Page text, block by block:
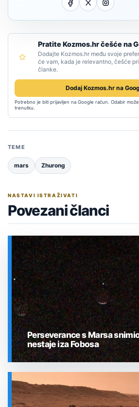
Pratite Kozmos.hr češće na
Dodajte Kozmos.hr među svoje
će vam, kada je relevantno, češće
članke.
Dodaj Kozmos.hr na
Potrebno je biti prijavljen na Google račun. Odabir
trenutku.
TEME
mars Zhurong
NASTAVI ISTRAŽIVATI
Povezani članci
SVEMIR
Perseverance s Marsa
nestaje iza Fobosa